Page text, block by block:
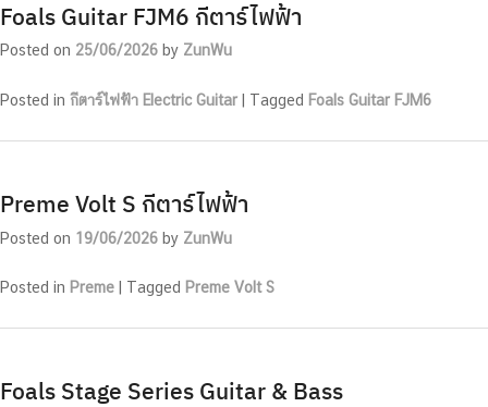
Foals Guitar FJM6 กีตาร์ไฟฟ้า
Posted on 25/06/2026 by ZunWu
Posted in กีตาร์ไฟฟ้า Electric Guitar Tagged Foals Guitar FJM6
Preme Volt S กีตาร์ไฟฟ้า
Posted on 19/06/2026 by ZunWu
Posted in Preme Tagged Preme Volt S
Foals Stage Series Guitar & Bass